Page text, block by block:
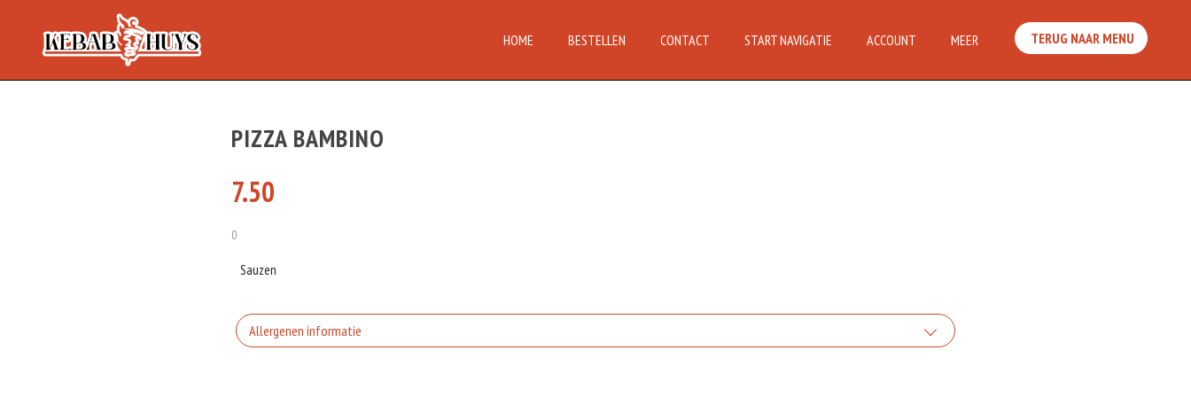
HOME BESTELLEN CONTACT START NAVIGATIE ACCOUNT MEER TERUG NAAR MENU
PIZZA BAMBINO
7.50
0
Sauzen
Allergenen informatie